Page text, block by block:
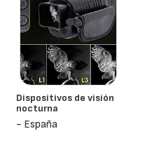
Dispositivos de visión
nocturna
- España